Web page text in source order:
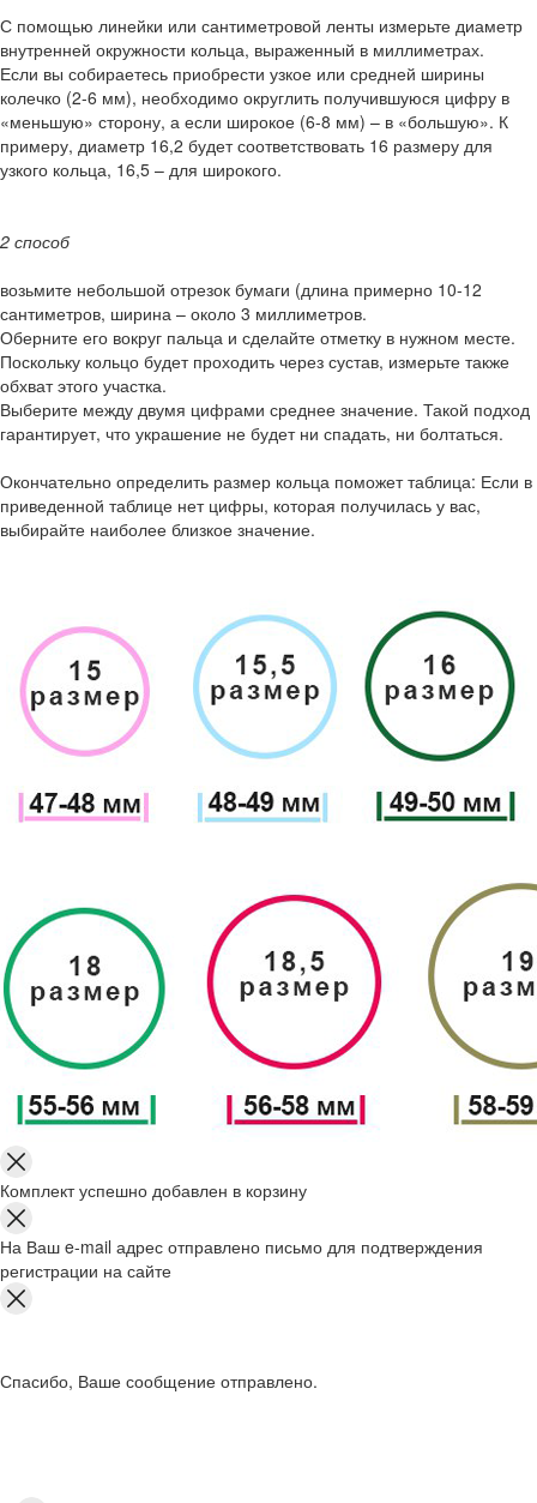
С помощью линейки или сантиметровой ленты измерьте диаметр
внутренней окружности кольца, выраженный в миллиметрах.
Если вы собираетесь приобрести узкое или средней ширины
колечко (2-6 мм), необходимо округлить получившуюся цифру в
«меньшую» сторону, а если широкое (6-8 мм) – в «большую». К
примеру, диаметр 16,2 будет соответствовать 16 размеру для
узкого кольца, 16,5 – для широкого.
2 способ
возьмите небольшой отрезок бумаги (длина примерно 10-12
сантиметров, ширина – около 3 миллиметров.
Оберните его вокруг пальца и сделайте отметку в нужном месте.
Поскольку кольцо будет проходить через сустав, измерьте также
обхват этого участка.
Выберите между двумя цифрами среднее значение. Такой подход
гарантирует, что украшение не будет ни спадать, ни болтаться.
Окончательно определить размер кольца поможет таблица: Если в
приведенной таблице нет цифры, которая получилась у вас,
выбирайте наиболее близкое значение.
Комплект успешно добавлен в корзину
На Ваш e-mail адрес отправлено письмо для подтверждения
регистрации на сайте
Спасибо, Ваше сообщение отправлено.